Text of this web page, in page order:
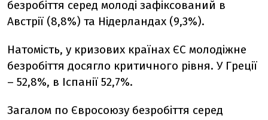
безробіття серед молоді зафіксований в
Австрії (8,8%) та Нідерландах (9,3%).
Натомість, у кризових країнах ЄС молодіжне
безробіття досягло критичного рівня. У Греції
– 52,8%, в Іспанії 52,7%.
Загалом по Євросоюзу безробіття серед